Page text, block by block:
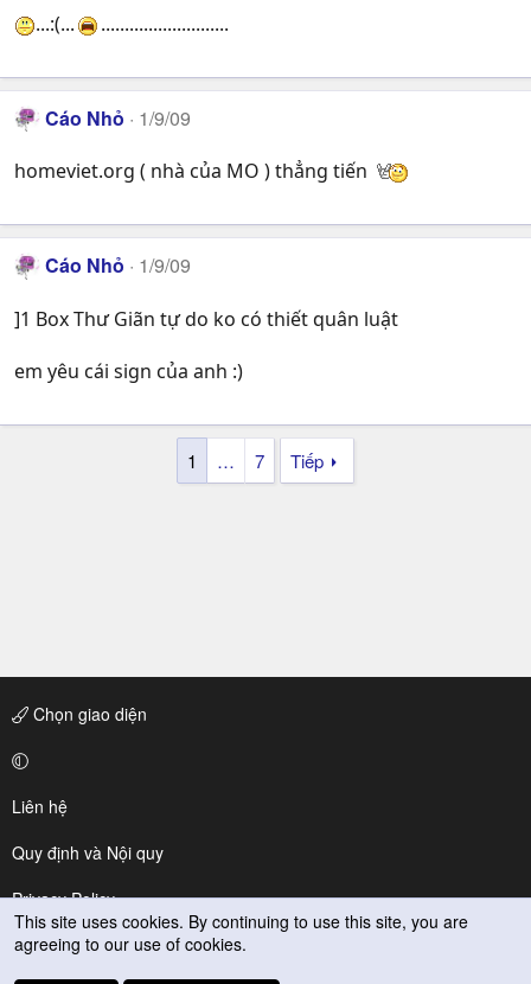
...:(... ...........................
Cáo Nhỏ 1/9/09
homeviet.org ( nhà của MO ) thẳng tiến
Cáo Nhỏ 1/9/09
]1 Box Thư Giãn tự do ko có thiết quân luật
em yêu cái sign của anh :)
1 … 7 Tiếp
Chọn giao diện
Liên hệ
Quy định và Nội quy
Privacy Policy
Trợ giúp
This site uses cookies. By continuing to use this site, you are
agreeing to our use of cookies.